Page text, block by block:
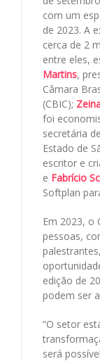
com um
de 2023. A
cerca de 2
entre eles,
Martins,
Câmara
(CBIC);
foi
secretária
Estado de
escritor e
e Fabrício
Softplan
Em 2023, o
pessoas,
edição de
podem ser
“O setor
será